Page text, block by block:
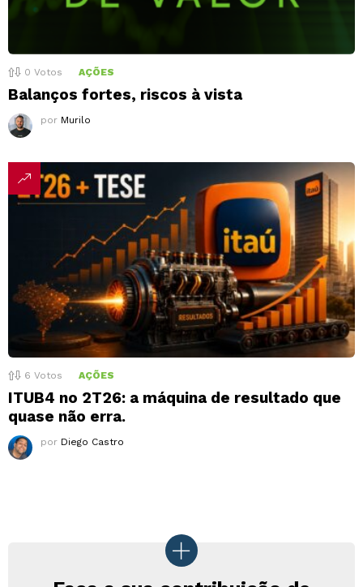
0 Votos AÇÕES
Balanços fortes, riscos à vista
por Murilo
6 Votos AÇÕES
ITUB4 no 2T26: a máquina de resultado que
quase não erra.
por Diego Castro